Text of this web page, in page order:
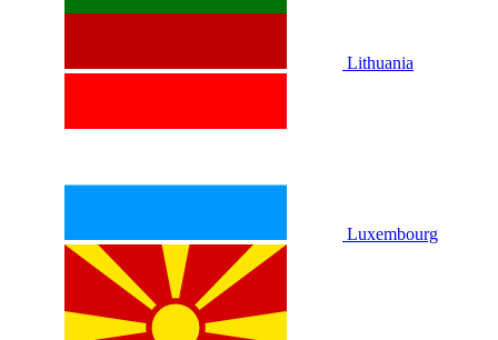
Lithuania
Luxembourg